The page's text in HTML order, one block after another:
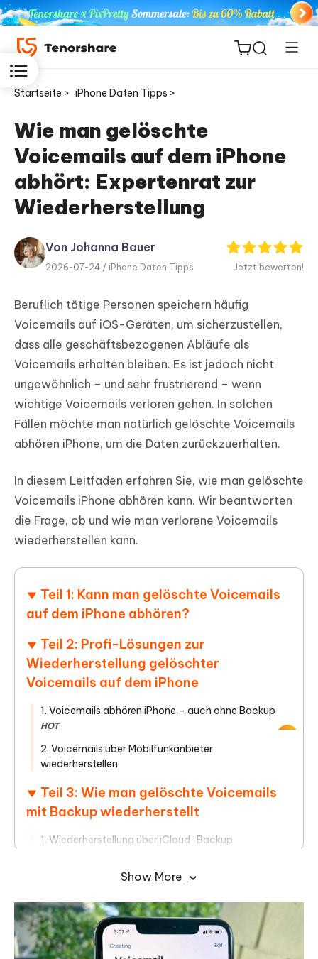
ReiBoot
for iOS
PDNob
Editor
Startseite > iPhone Daten Tipps >
Wie man gelöschte
Voicemails auf dem iPhone
abhört: Expertenrat zur
Wiederherstellung
Von Johanna Bauer
2026-07-24 / iPhone Daten Tipps Jetzt bewerten!
Beruflich tätige Personen speichern häufig
Voicemails auf iOS-Geräten, um sicherzustellen,
dass alle geschäftsbezogenen Abläufe als
Voicemails erhalten bleiben. Es ist jedoch nicht
ungewöhnlich – und sehr frustrierend – wenn
wichtige Voicemails verloren gehen. In solchen
Fällen möchte man natürlich gelöschte Voicemails
abhören iPhone, um die Daten zurückzuerhalten.
In diesem Leitfaden erfahren Sie, wie man gelöschte
Voicemails iPhone abhören kann. Wir beantworten
die Frage, ob und wie man verlorene Voicemails
wiederherstellen kann.
Teil 1: Kann man gelöschte Voicemails
auf dem iPhone abhören?
Teil 2: Profi-Lösungen zur
Wiederherstellung gelöschter
Voicemails auf dem iPhone
1. Voicemails abhören iPhone – auch ohne Backup
HOT
2. Voicemails über Mobilfunkanbieter
wiederherstellen
Teil 3: Wie man gelöschte Voicemails
mit Backup wiederherstellt
1. Wiederherstellung über iCloud-Backup
Show More